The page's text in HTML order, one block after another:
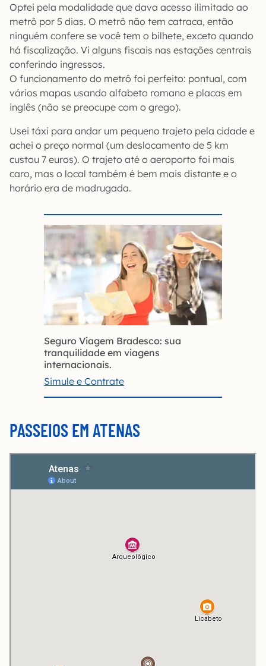
Optei pela modalidade que dava acesso ilimitado ao
metrô por 5 dias. O metrô não tem catraca, então
ninguém confere se você tem o bilhete, exceto quando
há fiscalização. Vi alguns fiscais nas estações centrais
conferindo ingressos.
O funcionamento do metrô foi perfeito: pontual, com
vários mapas usando alfabeto romano e placas em
inglês (não se preocupe com o grego).
Usei táxi para andar um pequeno trajeto pela cidade e
achei o preço normal (um deslocamento de 5 km
custou 7 euros). O trajeto até o aeroporto foi mais
caro, mas o local também é bem mais distante e o
horário era de madrugada.
Seguro Viagem Bradesco: sua
tranquilidade em viagens
internacionais.
Simule e Contrate
PASSEIOS EM ATENAS